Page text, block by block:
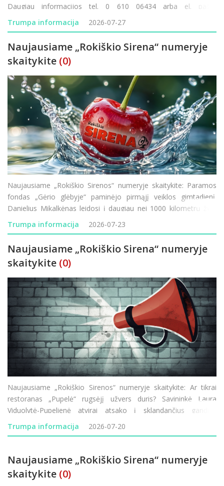
Daugiau informacijos tel. 0 610 06434 arba el. paštu
obeliu.seniunija@rokiskis.lt
Trumpa informacija 2026-07-27
Naujausiame „Rokiškio Sirena“ numeryje
skaitykite (0)
Naujausiame „Rokiškio Sirenos“ numeryje skaitykite: Paramos
fondas „Gėrio glėbyje“ paminėjo pirmąjį veiklos gimtadienį.
Danielius Mikalkėnas leidosi į daugiau nei 1000 kilometrų žygį
pėsčiomis aplink Lietuvą. Prasideda Rokiškio ligoninės
modernizacija &ndas
Trumpa informacija 2026-07-23
Naujausiame „Rokiškio Sirena“ numeryje
skaitykite (0)
Naujausiame „Rokiškio Sirenos“ numeryje skaitykite: Ar tikrai
restoranas „Pupelė“ rugsėjį užvers duris? Savininkė Laura
Viduolytė-Pupelienė atvirai atsako į sklandančius gandus.
Lietuvos–Latvijos pasienyje vėl vykdomi visą parą trunkantys
transporto patikrini
Trumpa informacija 2026-07-20
Naujausiame „Rokiškio Sirena“ numeryje
skaitykite (0)